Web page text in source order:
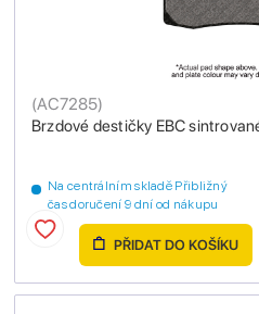
Brzdové destičky EBC
(AC7285)
Na centrálním skladě Přibližný
čas doručení 9 dní od nákupu
PŘIDAT DO KOŠÍKU